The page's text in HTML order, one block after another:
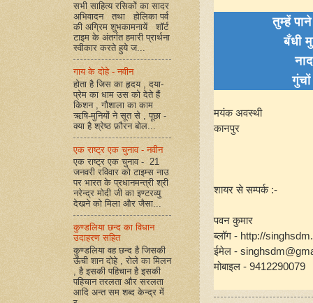
तुम्हें
बँधी
मयंक अवस्थी
कानपुर
शायर से सम्पर्क :-
पवन कुमार
ब्लॉग - http://
ईमेल -
मोबाइल - 9412290079
सभी साहित्य रसिकों का सादर
अभिवादन तथा होलिका पर्व
की अग्रिम शुभकामनायें शॉर्ट
टाइम के अंतर्गत हमारी प्रार्थना
स्वीकार करते हुये ज...
गाय के दोहे - नवीन
होता है जिस का हृदय , दया-
प्रेम का धाम उस को देते हैं
किशन , गौशाला का काम
ऋषि-मुनियों ने सूत से , पूछा -
क्या है श्रेष्ठ फ़ौरन बोल...
एक राष्ट्र एक चुनाव - नवीन
एक राष्ट्र एक चुनाव - 21
जनवरी रविवार को टाइम्स नाउ
पर भारत के प्रधानमन्त्री श्री
नरेन्द्र मोदी जी का इण्टरव्यु
देखने को मिला और जैसा...
कुण्डलिया छन्द का विधान
उदाहरण सहित
कुण्डलिया वह छन्द है जिसकी
ऊँची शान दोहे , रोले का मिलन
, है इसकी पहिचान है इसकी
पहिचान तरलता और सरलता
आदि अन्त सम शब्द केन्द्र में